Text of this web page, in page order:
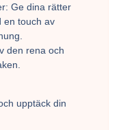
Ge dina rätter
en touch av
den rena och
upptäck din